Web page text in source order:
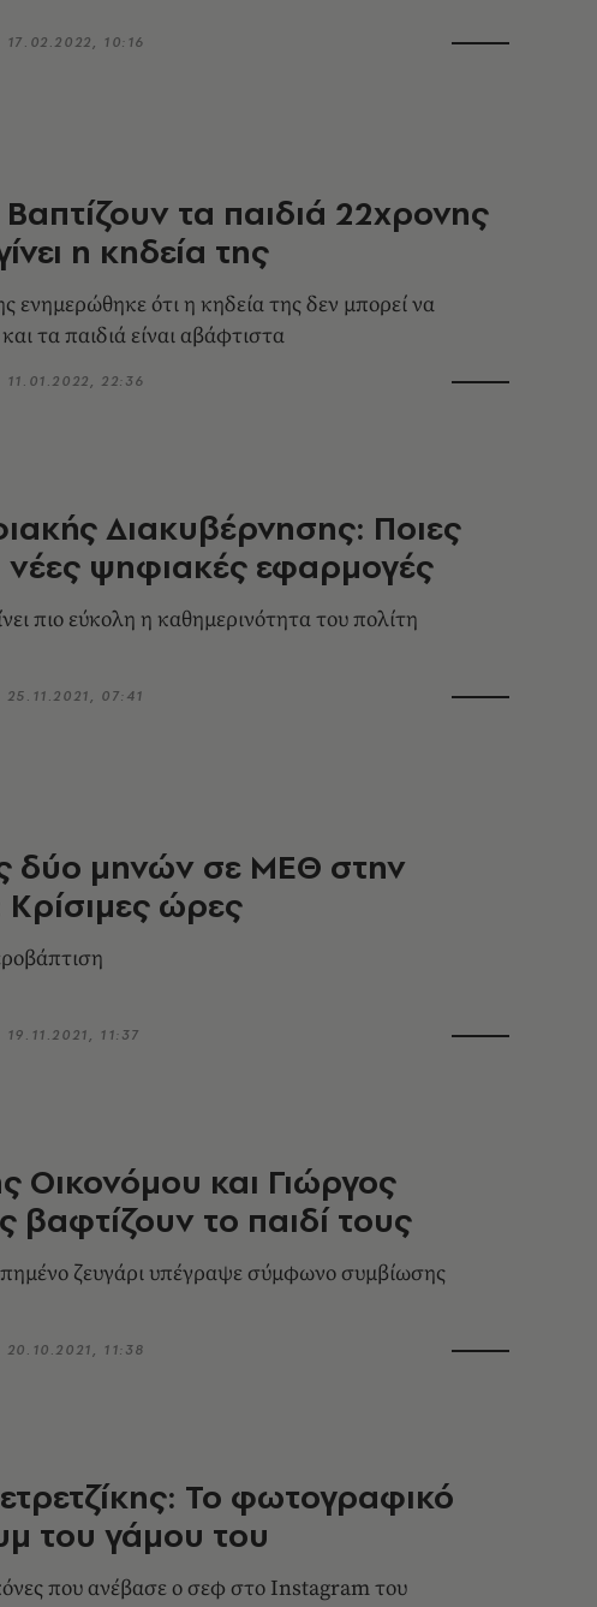
17.02.2022, 10:16
τα παιδιά 22χρονης
η κηδεία της
ενημερώθηκε ότι η κηδεία της δεν μπορεί να
τα παιδιά είναι αβάφτιστα
11.01.2022, 22:36
Διακυβέρνησης: Ποιες
νέες ψηφιακές εφαρμογές
πιο εύκολη η καθημερινότητα του πολίτη
25.11.2021, 07:41
δύο μηνών σε ΜΕΘ στην
ώρες
19.11.2021, 11:37
Οικονόμου και Γιώργος
βαφτίζουν το παιδί τους
ζευγάρι υπέγραψε σύμφωνο συμβίωσης
20.10.2021, 11:38
Το φωτογραφικό
του γάμου του
που ανέβασε ο σεφ στο Instagram του